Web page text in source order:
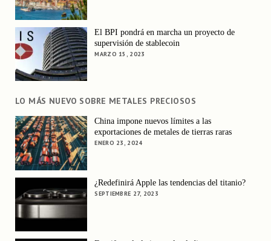
El BPI pondrá en marcha un proyecto de
supervisión de stablecoin
MARZO 15, 2023
LO MÁS NUEVO SOBRE METALES PRECIOSOS
China impone nuevos límites a las
exportaciones de metales de tierras raras
ENERO 23, 2024
¿Redefinirá Apple las tendencias del titanio?
SEPTIEMBRE 27, 2023